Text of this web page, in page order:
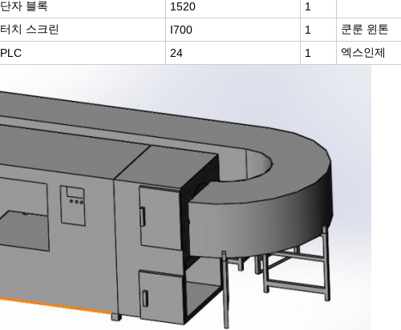
단자 블록
1520
1
터치 스크린
I700 1
쿤룬 윈톤
PLC
24 1 엑스인제